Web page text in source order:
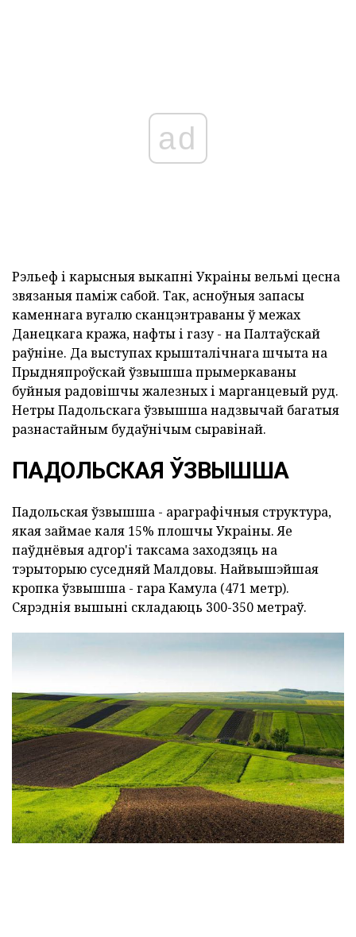
ad
Рэльеф і карысныя выкапні Украіны вельмі цесна
звязаныя паміж сабой. Так, асноўныя запасы
каменнага вугалю сканцэнтраваны ў межах
Данецкага кража, нафты і газу - на Палтаўскай
раўніне. Да выступах крышталічнага шчыта на
Прыдняпроўскай ўзвышша прымеркаваны
буйныя радовішчы жалезных і марганцевый руд.
Нетры Падольскага ўзвышша надзвычай багатыя
разнастайным будаўнічым сыравінай.
ПАДОЛЬСКАЯ ЎЗВЫШША
Падольская ўзвышша - араграфічныя структура,
якая займае каля 15% плошчы Украіны. Яе
паўднёвыя адгор'і таксама заходзяць на
тэрыторыю суседняй Малдовы. Найвышэйшая
кропка ўзвышша - гара Камула (471 метр).
Сярэднія вышыні складаюць 300-350 метраў.